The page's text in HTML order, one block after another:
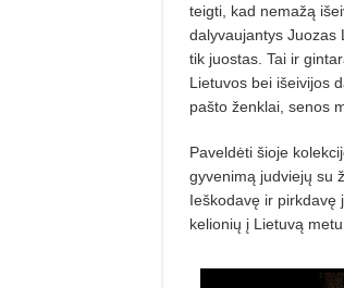
teigti, kad nemažą
dalyvaujantys Juozas
tik juostas. Tai ir
Lietuvos bei išeivijos
pašto ženklai, senos
Paveldėti šioje
gyvenimą judviejų su
Ieškodavę ir pirkdavę
kelionių į Lietuvą metu.